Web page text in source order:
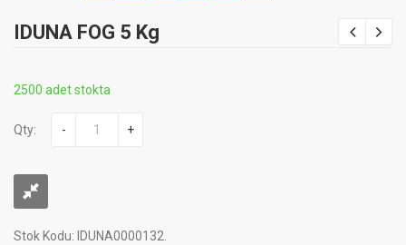
IDUNA FOG 5 Kg
2500 adet stokta
Qty: - +
Stok Kodu: IDUNA0000132.